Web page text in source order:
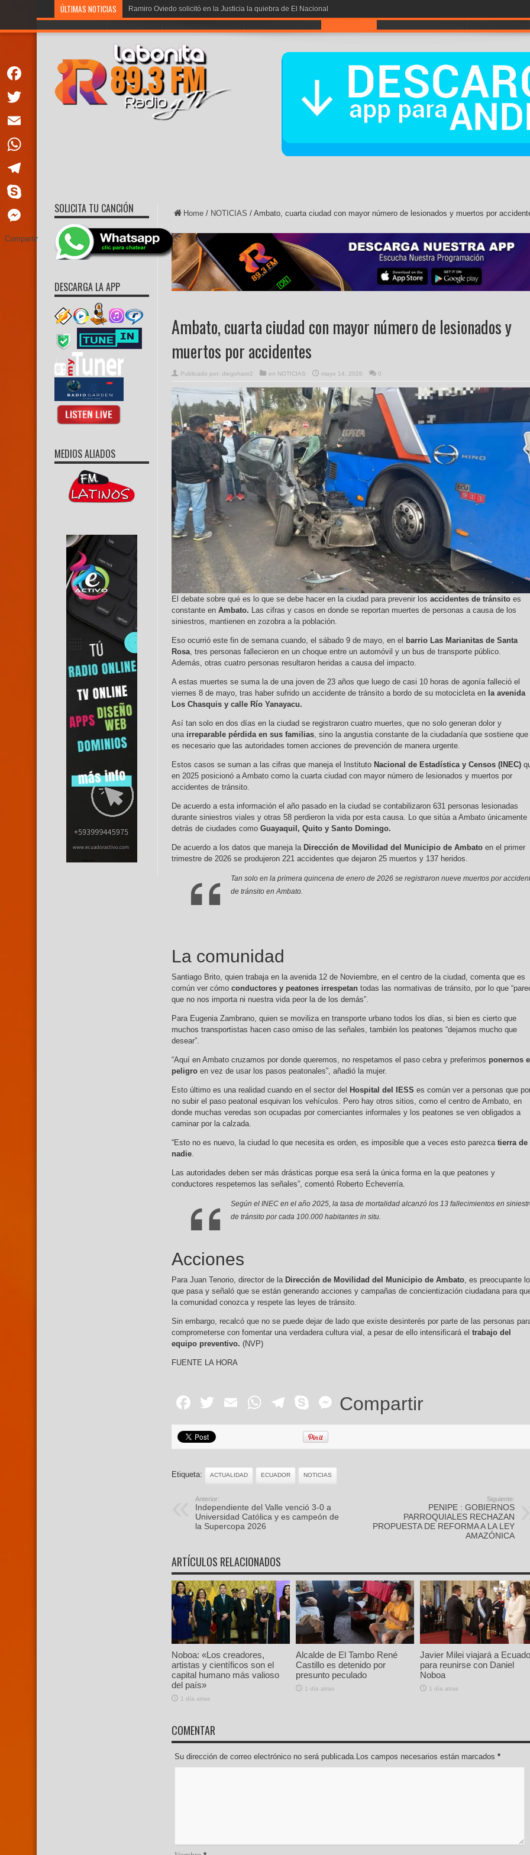
ÚLTIMAS NOTICIAS Ramiro Oviedo solicitó en la Justicia la quiebra de El Nacional
PORTADA LA BONITA PROGRAMACION VOTA POR LA # 1 NOTICIAS ENTRETENIMIENTO CONTÁCTOS
Home / NOTICIAS / Ambato, cuarta ciudad con mayor número de lesionados y muertos por
Ambato, cuarta ciudad con mayor número de lesionados y
muertos por accidentes
Publicado por: diegoharo2 en NOTICIAS mayo 14, 2026 0
El debate sobre qué es lo que se debe hacer en la ciudad para prevenir los accidentes de tránsito es
constante en Ambato.
Las cifras y casos en donde se reportan muertes de personas a causa de los
siniestros, mantienen en zozobra a la población.
Eso ocurrió este fin de semana cuando, el sábado 9 de mayo, en el barrio Las Marianitas de Santa
Rosa , tres personas fallecieron en un choque entre un automóvil y un bus de transporte público.
Además, otras cuatro personas resultaron heridas a causa del impacto.
A estas muertes se suma la de una joven de 23 años que luego de casi 10 horas de agonía falleció el
viernes 8 de mayo, tras haber sufrido un accidente de tránsito a bordo de su motocicleta en la avenida
Los Chasquis y calle Río Yanayacu.
Así tan solo en dos días en la ciudad se registraron cuatro muertes, que no solo generan dolor y
una irreparable pérdida en sus familias , sino la angustia constante de la ciudadanía que sostiene que
es necesario que las autoridades tomen acciones de prevención de manera urgente.
Estos casos se suman a las cifras que maneja el Instituto Nacional de Estadística y Censos (INEC)
en 2025 posicionó a Ambato como la cuarta ciudad con mayor número de lesionados y muertos por
accidentes de tránsito.
De acuerdo a esta información el año pasado en la ciudad se contabilizaron 631 personas lesionadas
durante siniestros viales y otras 58 perdieron la vida por esta causa. Lo que sitúa a Ambato únicamente
detrás de ciudades como Guayaquil, Quito y Santo Domingo.
De acuerdo a los datos que maneja la Dirección de Movilidad del Municipio de Ambato en el primer
trimestre de 2026 se produjeron 221 accidentes que dejaron 25 muertos y 137 heridos.
Tan solo en la primera quincena de enero de 2026 se registraron nueve muertos por
de tránsito en Ambato.
La comunidad
Santiago Brito, quien trabaja en la avenida 12 de Noviembre, en el centro de la ciudad, comenta que es
común ver cómo conductores y peatones irrespetan todas las normativas de tránsito, por lo que
que no nos importa ni nuestra vida peor la de los demás”.
Para Eugenia Zambrano, quien se moviliza en transporte urbano todos los días, si bien es cierto que
muchos transportistas hacen caso omiso de las señales, también los peatones “dejamos mucho que
desear”.
“Aquí en Ambato cruzamos por donde queremos, no respetamos el paso cebra y preferimos ponernos
peligro en vez de usar los pasos peatonales”, añadió la mujer.
Esto último es una realidad cuando en el sector del Hospital del IESS es común ver a personas que
no subir el paso peatonal esquivan los vehículos. Pero hay otros sitios, como el centro de Ambato, en
donde muchas veredas son ocupadas por comerciantes informales y los peatones se ven obligados a
caminar por la calzada.
“Esto no es nuevo, la ciudad lo que necesita es orden, es imposible que a veces esto parezca tierra de
nadie
Las autoridades deben ser más drásticas porque esa será la única forma en la que peatones y
conductores respetemos las señales”, comentó Roberto Echeverría.
Según el INEC en el año 2025, la tasa de mortalidad alcanzó los 13 fallecimientos en
de tránsito por cada 100.000 habitantes in situ.
Acciones
Para Juan Tenorio, director de la Dirección de Movilidad del Municipio de Ambato , es preocupante lo
que pasa y señaló que se están generando acciones y campañas de concientización ciudadana para
la comunidad conozca y respete las leyes de tránsito.
Sin embargo, recalcó que no se puede dejar de lado que existe desinterés por parte de las personas
comprometerse con fomentar una verdadera cultura vial, a pesar de ello intensificará el trabajo del
equipo preventivo. (NVP)
FUENTE LA HORA
Facebook
Twitter
EmailWhatsApp
Telegram
SkypeMessenger
Compartir
Etiqueta: ACTUALIDAD ECUADOR NOTICIAS
Anterior:
Independiente del Valle venció 3-0 a
Universidad Católica y es campeón de
la Supercopa 2026
Siguiente:
PENIPE : GOBIERNOS
PARROQUIALES RECHAZAN
PROPUESTA DE REFORMA A LA LEY
AMAZÓNICA
ARTÍCULOS RELACIONADOS
Noboa: «Los creadores,
artistas y científicos son el
capital humano más valioso
del país»
1 día atras
Alcalde de El Tambo René
Castillo es detenido por
presunto peculado
1 día atras
Javier Milei viajará a
para reunirse con Daniel
Noboa
1 día atras
COMENTAR
Su dirección de correo electrónico no será publicada.Los campos necesarios están marcados *
SOLICITA TU CANCIÓN
DESCARGA LA APP
MEDIOS ALIADOS
Facebook
Twitter
Email
WhatsApp
Telegram
Skype
Messenger
Compartir